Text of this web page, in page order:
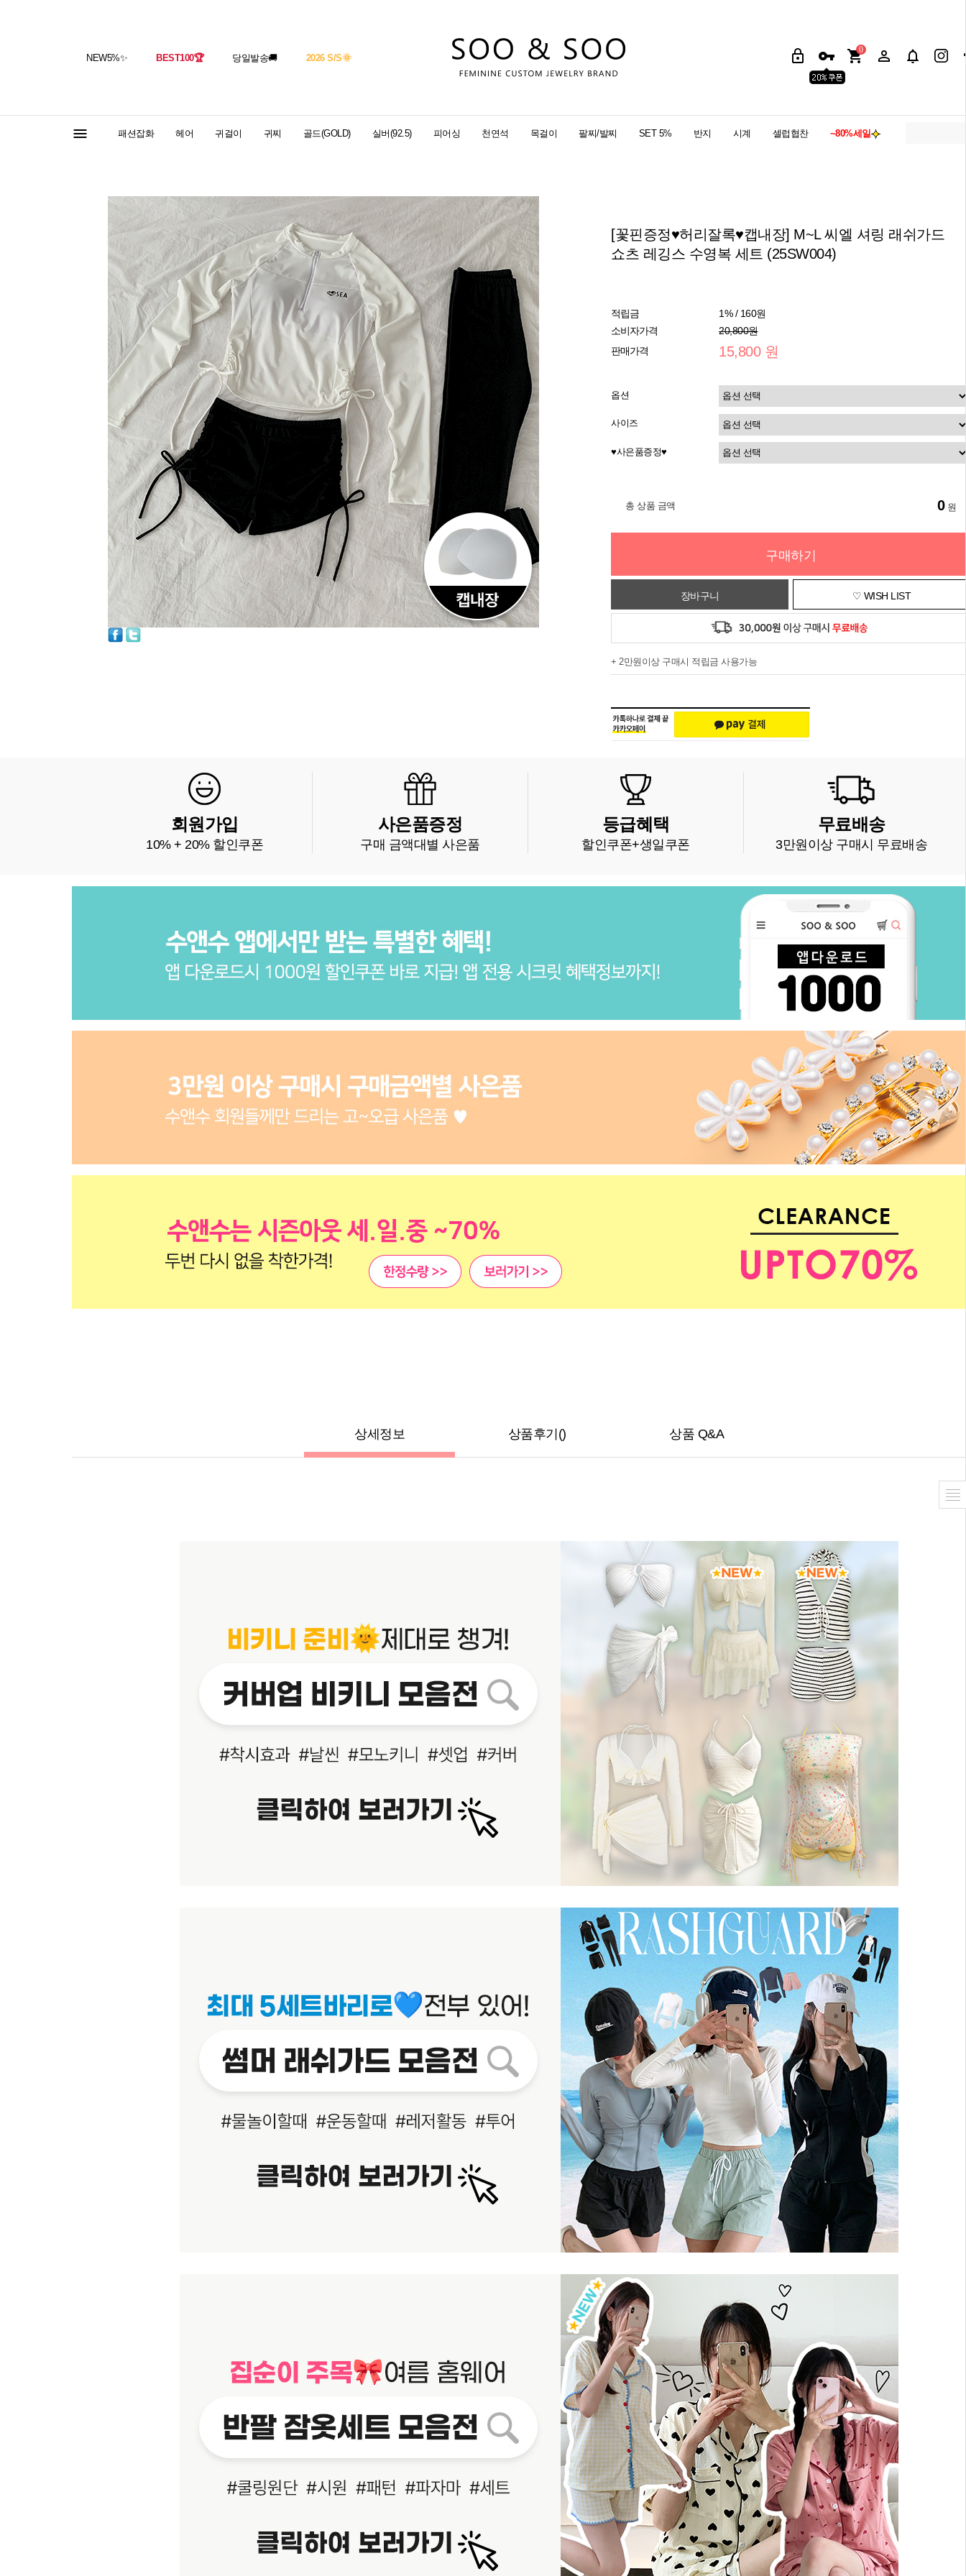
NEW5%✨ BEST100🏆 당일발송🚚 2026 S/S🌞
0
패션잡화 헤어 귀걸이 귀찌 골드(GOLD) 실버(92.5) 피어싱 천연석 목걸이 팔찌/발찌 SET 5% 반지 시계 셀럽협찬 ~80%세일
[꽃핀증정♥허리잘록♥캡내장] M~L 씨엘 셔링 래쉬가드
쇼츠 레깅스 수영복 세트 (25SW004)
적립금
1% / 160원
소비자가격
20,800원
판매가격
15,800 원
옵션
사이즈
♥사은품증정♥
총 상품 금액 0 원
구매하기
장바구니 ♡ WISH LIST
+ 2만원이상 구매시 적립금 사용가능
회원가입
10% + 20% 할인쿠폰
사은품증정
구매 금액대별 사은품
등급혜택
할인쿠폰+생일쿠폰
무료배송
3만원이상 구매시 무료배송
상세정보 상품후기() 상품 Q&A